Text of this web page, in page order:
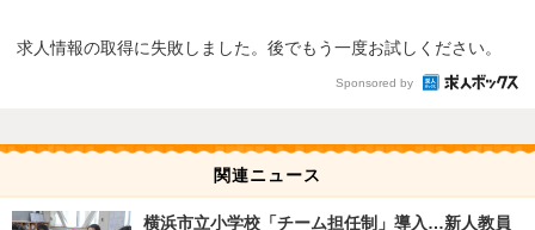
求人情報の取得に失敗しました。後でもう一度お試しください。
Sponsored by
関連ニュース
横浜市立小学校「チーム担任制」導入…新人教員